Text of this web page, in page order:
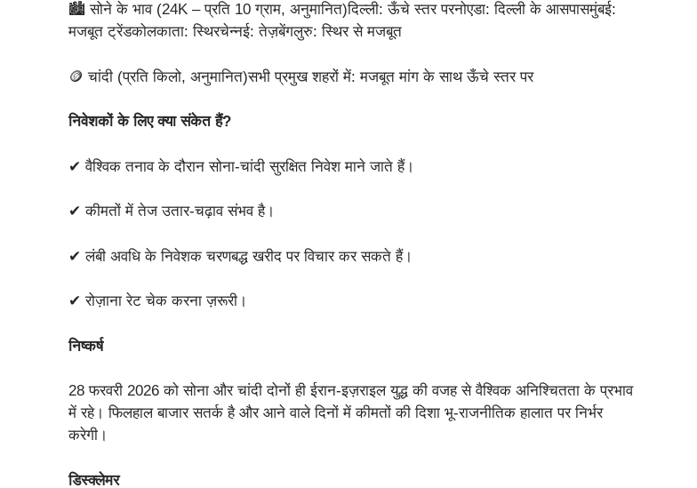
🏙️ सोने के भाव (24K – प्रति 10 ग्राम, अनुमानित)दिल्ली: ऊँचे स्तर परनोएडा: दिल्ली के आसपासमुंबई:
मजबूत ट्रेंडकोलकाता: स्थिरचेन्नई: तेज़बेंगलुरु: स्थिर से मजबूत
🪙 चांदी (प्रति किलो, अनुमानित)सभी प्रमुख शहरों में: मजबूत मांग के साथ ऊँचे स्तर पर
निवेशकों के लिए क्या संकेत हैं?
✔ वैश्विक तनाव के दौरान सोना-चांदी सुरक्षित निवेश माने जाते हैं।
✔ कीमतों में तेज उतार-चढ़ाव संभव है।
✔ लंबी अवधि के निवेशक चरणबद्ध खरीद पर विचार कर सकते हैं।
✔ रोज़ाना रेट चेक करना ज़रूरी।
निष्कर्ष
28 फरवरी 2026 को सोना और चांदी दोनों ही ईरान-इज़राइल युद्ध की वजह से वैश्विक अनिश्चितता के प्रभाव
में रहे। फिलहाल बाजार सतर्क है और आने वाले दिनों में कीमतों की दिशा भू-राजनीतिक हालात पर निर्भर
करेगी।
डिस्क्लेमर